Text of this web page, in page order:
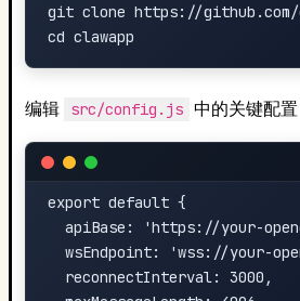
git clone https://github.com/
编辑 src/config.js 中的关键配置
export default {
apiBase: 'https://your-
wsEndpoint: 'wss://your-
  reconnectInterval: 3000,